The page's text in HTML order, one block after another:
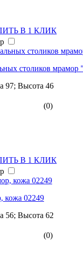
В 1 КЛИК
столиков мрамор
97; Высота 46
(0)
В 1 КЛИК
кожа 02249
56; Высота 62
(0)